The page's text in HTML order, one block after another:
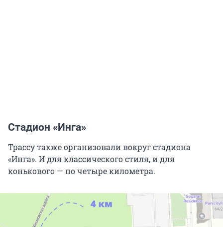
Стадион «Инга»
Трассу также организовали вокруг стадиона
«Инга». И для классического стиля, и для
конькового — по четыре километра.